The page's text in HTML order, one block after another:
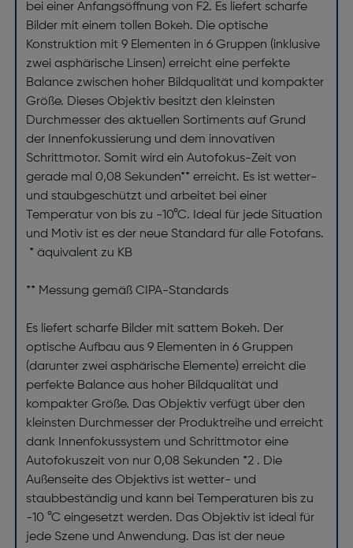
bei einer Anfangsöffnung von F2. Es liefert scharfe
Bilder mit einem tollen Bokeh. Die optische
Konstruktion mit 9 Elementen in 6 Gruppen (inklusive
zwei asphärische Linsen) erreicht eine perfekte
Balance zwischen hoher Bildqualität und kompakter
Größe. Dieses Objektiv besitzt den kleinsten
Durchmesser des aktuellen Sortiments auf Grund
der Innenfokussierung und dem innovativen
Schrittmotor. Somit wird ein Autofokus-Zeit von
gerade mal 0,08 Sekunden** erreicht. Es ist wetter-
und staubgeschützt und arbeitet bei einer
Temperatur von bis zu -10°C. Ideal für jede Situation
und Motiv ist es der neue Standard für alle Fotofans.
* äquivalent zu KB
** Messung gemäß CIPA-Standards
Es liefert scharfe Bilder mit sattem Bokeh. Der
optische Aufbau aus 9 Elementen in 6 Gruppen
(darunter zwei asphärische Elemente) erreicht die
perfekte Balance aus hoher Bildqualität und
kompakter Größe. Das Objektiv verfügt über den
kleinsten Durchmesser der Produktreihe und erreicht
dank Innenfokussystem und Schrittmotor eine
Autofokuszeit von nur 0,08 Sekunden *2 . Die
Außenseite des Objektivs ist wetter- und
staubbeständig und kann bei Temperaturen bis zu
-10 °C eingesetzt werden. Das Objektiv ist ideal für
jede Szene und Anwendung. Das ist der neue